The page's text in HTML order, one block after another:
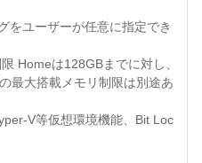
をユーザーが任意に指定でき
Homeは128GBまでに対し、
最大搭載メモリ制限は別途あ
V等仮想環境機能、Bit Loc